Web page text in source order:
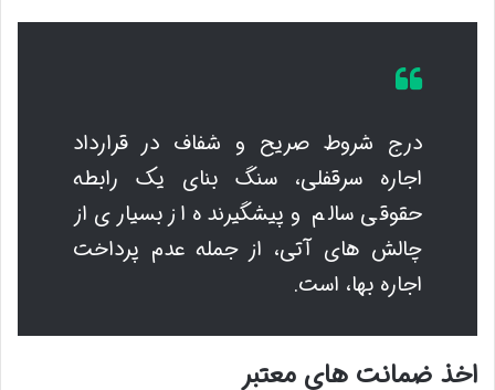
درج شروط صریح و شفاف در قرارداد
اجاره سرقفلی، سنگ بنای یک رابطه
حقوقی سالم و پیشگیرنده از بسیاری از
چالش های آتی، از جمله عدم پرداخت
اجاره بها، است.
اخذ ضمانت های معتبر